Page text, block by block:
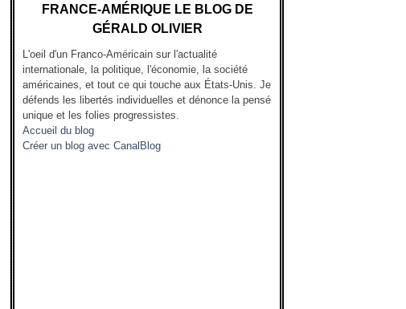
FRANCE-AMÉRIQUE LE BLOG DE
GÉRALD OLIVIER
L'oeil d'un Franco-Américain sur l'actualité
internationale, la politique, l'économie, la société
américaines, et tout ce qui touche aux États-Unis. Je
défends les libertés individuelles et dénonce la pensé
unique et les folies progressistes.
Accueil du blog
Créer un blog avec CanalBlog